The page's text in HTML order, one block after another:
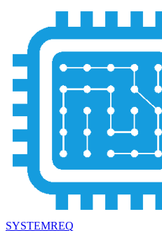
SYSTEMREQ